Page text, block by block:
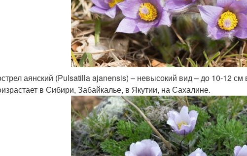
аянский (Pulsatilla ajanensis) – невысокий вид – до 10-12
в Сибири, Забайкалье, в Якутии, на Сахалине.